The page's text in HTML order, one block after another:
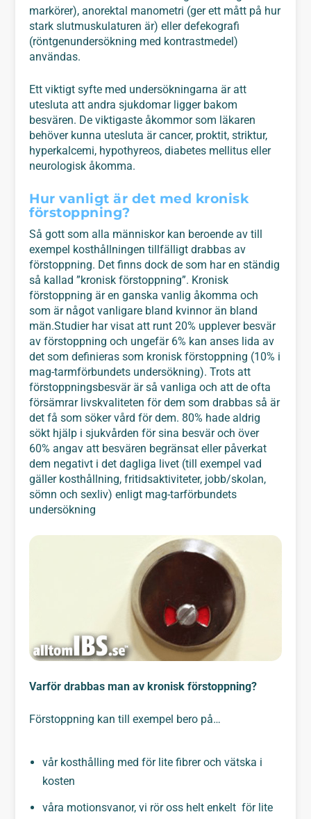
markörer), anorektal manometri (ger ett mått på hur
stark slutmuskulaturen är) eller defekografi
(röntgenundersökning med kontrastmedel)
användas.
Ett viktigt syfte med undersökningarna är att
utesluta att andra sjukdomar ligger bakom
besvären. De viktigaste åkommor som läkaren
behöver kunna utesluta är cancer, proktit, striktur,
hyperkalcemi, hypothyreos, diabetes mellitus eller
neurologisk åkomma.
Hur vanligt är det med kronisk
förstoppning?
Så gott som alla människor kan beroende av till
exempel kosthållningen tillfälligt drabbas av
förstoppning. Det finns dock de som har en ständig
så kallad ”kronisk förstoppning”. Kronisk
förstoppning är en ganska vanlig åkomma och
som är något vanligare bland kvinnor än bland
män.Studier har visat att runt 20% upplever besvär
av förstoppning och ungefär 6% kan anses lida av
det som definieras som kronisk förstoppning (10% i
mag-tarmförbundets undersökning). Trots att
förstoppningsbesvär är så vanliga och att de ofta
försämrar livskvaliteten för dem som drabbas så är
det få som söker vård för dem. 80% hade aldrig
sökt hjälp i sjukvården för sina besvär och över
60% angav att besvären begränsat eller påverkat
dem negativt i det dagliga livet (till exempel vad
gäller kosthållning, fritidsaktiviteter, jobb/skolan,
sömn och sexliv) enligt mag-tarförbundets
undersökning
Varför drabbas man av kronisk förstoppning?
Förstoppning kan till exempel bero på…
vår kosthålling med för lite fibrer och vätska i
kosten
våra motionsvanor, vi rör oss helt enkelt för lite